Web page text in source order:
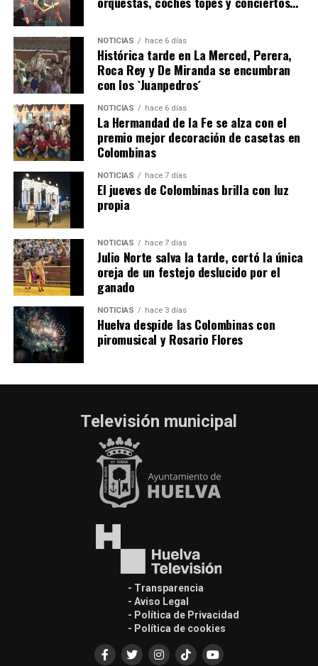
QUINTA CORRIDA DE LAS FIESTAS COLOMBINAS
2026
hace 4 días· Huelvatv
NOTICIAS hace 6 días
Histórica tarde en La Merced, Perera,
Roca Rey y De Miranda se encumbran
con los `Juanpedros´
NOTICIAS hace 6 días
La Hermandad de la Fe se alza con el
premio mejor decoración de casetas en
Colombinas
NOTICIAS hace 7 días
El jueves de Colombinas brilla con luz
propia
NOTICIAS hace 7 días
Julio Norte salva la tarde, cortó la única
oreja de un festejo deslucido por el
ganado
NOTICIAS hace 3 días
Huelva despide las Colombinas con
piromusical y Rosario Flores
Televisión municipal
- Transparencia
- Aviso Legal
- Política de Privacidad
- Política de cookies